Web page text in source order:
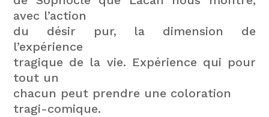
avec l’action
du désir pur, la dimension de
l’expérience
tragique de la vie. Expérience qui pour
tout un
chacun peut prendre une coloration
tragi-comique.